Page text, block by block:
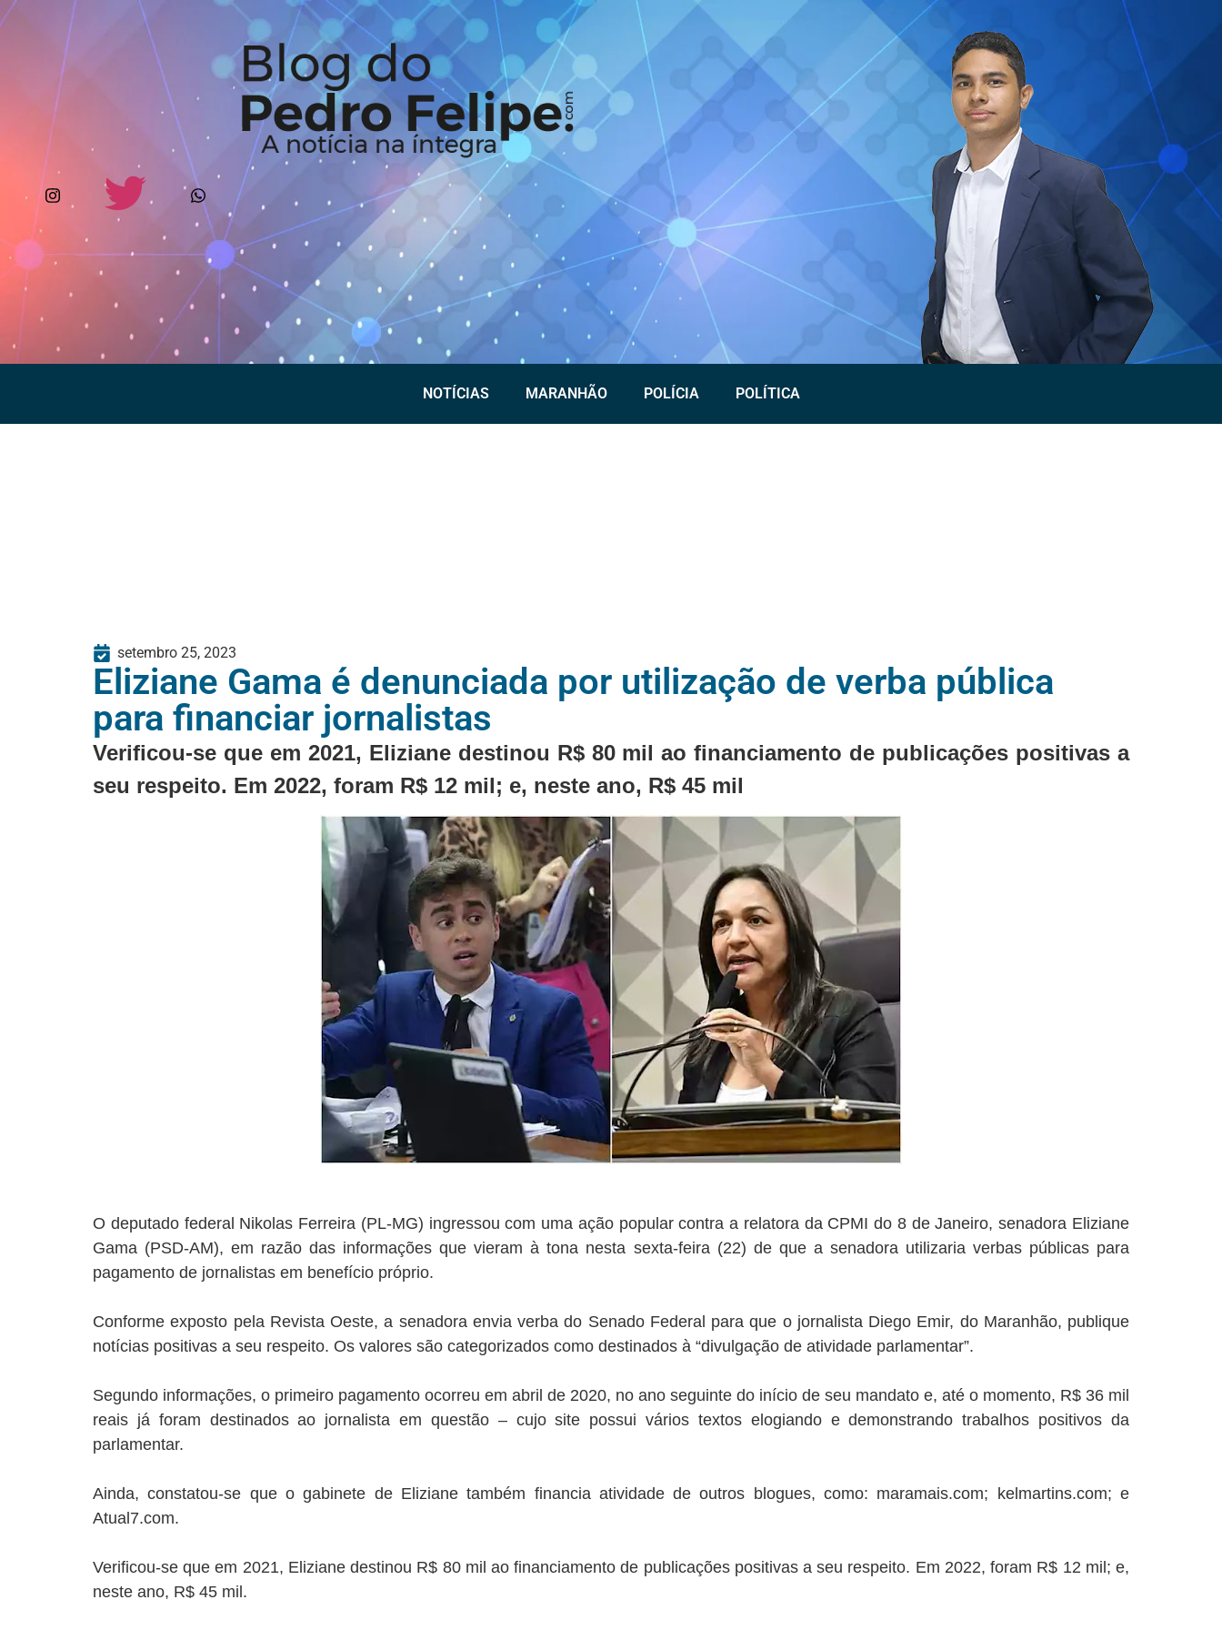
NOTÍCIAS MARANHÃO POLÍCIA POLÍTICA
setembro 25, 2023
Eliziane Gama é denunciada por utilização de verba pública
para financiar jornalistas
Verificou-se que em 2021, Eliziane destinou R$ 80 mil ao financiamento de publicações positivas a
seu respeito. Em 2022, foram R$ 12 mil; e, neste ano, R$ 45 mil
O deputado federal Nikolas Ferreira (PL-MG) ingressou com uma ação popular contra a relatora da CPMI do 8 de Janeiro, senadora Eliziane
Gama (PSD-AM), em razão das informações que vieram à tona nesta sexta-feira (22) de que a senadora utilizaria verbas públicas para
pagamento de jornalistas em benefício próprio.
Conforme exposto pela Revista Oeste, a senadora envia verba do Senado Federal para que o jornalista Diego Emir, do Maranhão, publique
notícias positivas a seu respeito. Os valores são categorizados como destinados à “divulgação de atividade parlamentar”.
Segundo informações, o primeiro pagamento ocorreu em abril de 2020, no ano seguinte do início de seu mandato e, até o momento, R$ 36 mil
reais já foram destinados ao jornalista em questão – cujo site possui vários textos elogiando e demonstrando trabalhos positivos da
parlamentar.
Ainda, constatou-se que o gabinete de Eliziane também financia atividade de outros blogues, como: maramais.com; kelmartins.com; e
Atual7.com.
Verificou-se que em 2021, Eliziane destinou R$ 80 mil ao financiamento de publicações positivas a seu respeito. Em 2022, foram R$ 12 mil; e,
neste ano, R$ 45 mil.